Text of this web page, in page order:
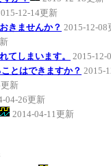
12-14更新
きませんか？ 2015-12-08
てしまいます。
2015-12-
とはできますか？ 2015-
新
04-26更新
2014-04-11更新